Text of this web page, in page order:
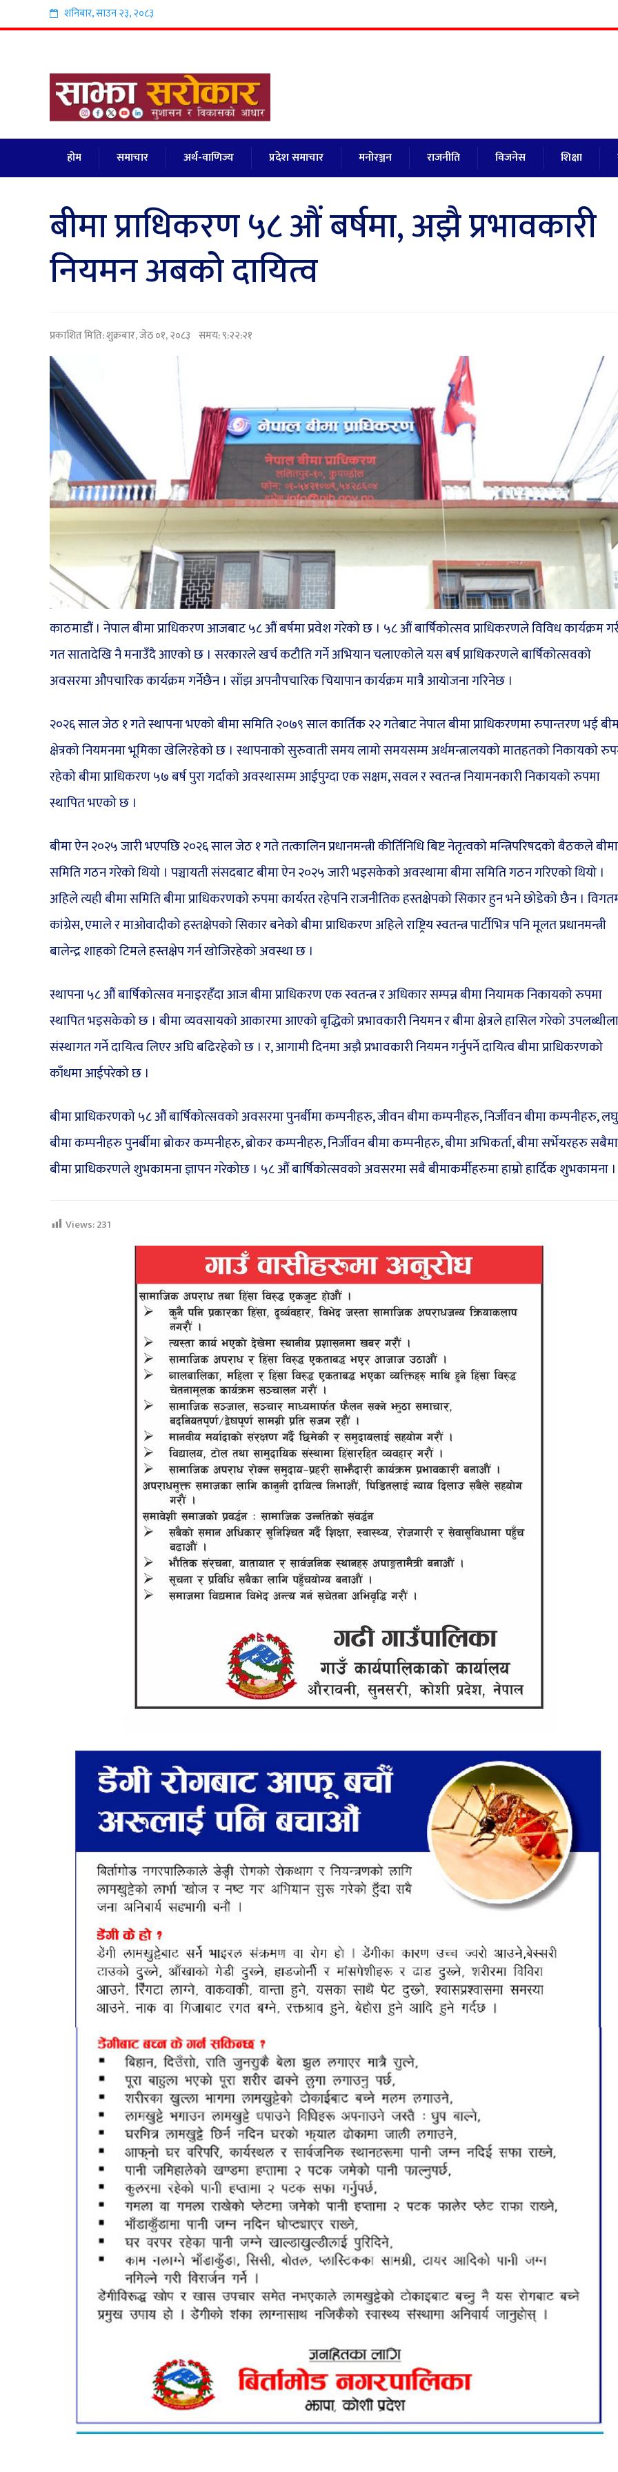
शनिबार,साउन२३,२०८३
होम समाचार अर्थ-वाणिज्य प्रदेश समाचार मनोरञ्जन राजनीति विजनेस शिक्षा
बीमा प्राधिकरण ५८ औं बर्षमा, अझै प्रभावकारी
नियमन अबको दायित्व
प्रकाशित मिति:शुक्रबार, जेठ ०१, २०८३ समय: ९:२२:२१
काठमाडौं । नेपाल बीमा प्राधिकरण आजबाट ५८ औं बर्षमा प्रवेश गरेको छ । ५८ औं बार्षिकोत्सव प्राधिकरणले विविध कार्यक्रम
गत सातादेखि नै मनाउँदै आएको छ । सरकारले खर्च कटौति गर्ने अभियान चलाएकोले यस बर्ष प्राधिकरणले बार्षिकोत्सवको
अवसरमा औपचारिक कार्यक्रम गर्नेछैन । साँझ अपनौपचारिक चियापान कार्यक्रम मात्रै आयोजना गरिनेछ ।
२०२६ साल जेठ १ गते स्थापना भएको बीमा समिति २०७९ साल कार्तिक २२ गतेबाट नेपाल बीमा प्राधिकरणमा रुपान्तरण भई
क्षेत्रको नियमनमा भूमिका खेलिरहेको छ । स्थापनाको सुरुवाती समय लामो समयसम्म अर्थमन्त्रालयको मातहतको निकायको
रहेको बीमा प्राधिकरण ५७ बर्ष पुरा गर्दाको अवस्थासम्म आईपुग्दा एक सक्षम, सवल र स्वतन्त्र नियामनकारी निकायको रुपमा
स्थापित भएको छ ।
बीमा ऐन २०२५ जारी भएपछि २०२६ साल जेठ १ गते तत्कालिन प्रधानमन्त्री कीर्तिनिधि बिष्ट नेतृत्वको मन्त्रिपरिषदको बैठकले बीमा
समिति गठन गरेको थियो । पञ्चायती संसदबाट बीमा ऐन २०२५ जारी भइसकेको अवस्थामा बीमा समिति गठन गरिएको थियो ।
अहिले त्यही बीमा समिति बीमा प्राधिकरणको रुपमा कार्यरत रहेपनि राजनीतिक हस्तक्षेपको सिकार हुन भने छोडेको छैन ।
कांग्रेस, एमाले र माओवादीको हस्तक्षेपको सिकार बनेको बीमा प्राधिकरण अहिले राष्ट्रिय स्वतन्त्र पार्टीभित्र पनि मूलत प्रधानमन्त्री
बालेन्द्र शाहको टिमले हस्तक्षेप गर्न खोजिरहेको अवस्था छ ।
स्थापना ५८ औं बार्षिकोत्सव मनाइरहँदा आज बीमा प्राधिकरण एक स्वतन्त्र र अधिकार सम्पन्न बीमा नियामक निकायको रुपमा
स्थापित भइसकेको छ । बीमा व्यवसायको आकारमा आएको बृद्धिको प्रभावकारी नियमन र बीमा क्षेत्रले हासिल गरेको
संस्थागत गर्ने दायित्व लिएर अघि बढिरहेको छ । र, आगामी दिनमा अझै प्रभावकारी नियमन गर्नुपर्ने दायित्व बीमा प्राधिकरणको
काँधमा आईपरेको छ ।
बीमा प्राधिकरणको ५८ औं बार्षिकोत्सवको अवसरमा पुनर्बीमा कम्पनीहरु, जीवन बीमा कम्पनीहरु, निर्जीवन बीमा कम्पनीहरु, लघु
बीमा कम्पनीहरु पुनर्बीमा ब्रोकर कम्पनीहरु, ब्रोकर कम्पनीहरु, निर्जीवन बीमा कम्पनीहरु, बीमा अभिकर्ता, बीमा सर्भेयरहरु सबैमा
बीमा प्राधिकरणले शुभकामना ज्ञापन गरेकोछ । ५८ औं बार्षिकोत्सवको अवसरमा सबै बीमाकर्मीहरुमा हाम्रो हार्दिक शुभकामना ।
Views:231